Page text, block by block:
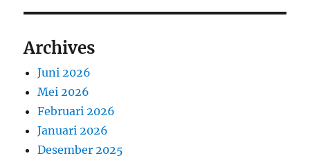
Archives
Juni 2026
Mei 2026
Februari 2026
Januari 2026
Desember 2025